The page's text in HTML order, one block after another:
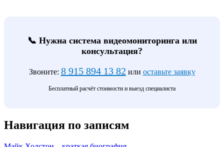
📞 Нужна система видеомониторинга или
консультация?
Звоните: 8 915 894 13 82 или оставьте заявку
Бесплатный расчёт стоимости и выезд специалиста
Навигация по записям